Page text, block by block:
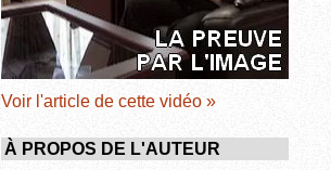
Voir l'article de cette vidéo »
À PROPOS DE L'AUTEUR